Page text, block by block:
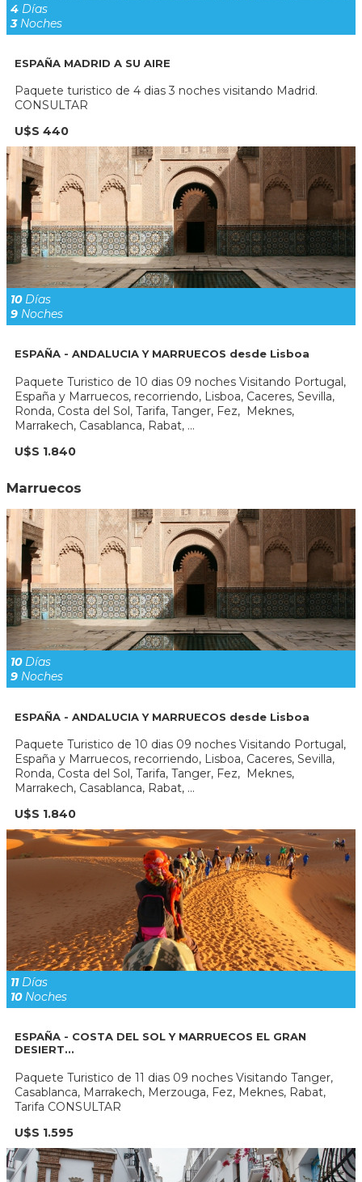
4 Días
3Noches
ESPAÑA MADRID A SU AIRE
Paquete turistico de 4 dias 3 noches visitando Madrid.
CONSULTAR
U$S 440
10Días
9 Noches
ESPAÑA - ANDALUCIA Y MARRUECOS desde Lisboa
Paquete Turistico de 10 dias 09 noches Visitando Portugal,
España y Marruecos, recorriendo, Lisboa, Caceres, Sevilla,
Ronda, Costa del Sol, Tarifa, Tanger, Fez, Meknes,
Marrakech, Casablanca, Rabat, ...
U$S 1.840
Marruecos
10Días
9 Noches
ESPAÑA - ANDALUCIA Y MARRUECOS desde Lisboa
Paquete Turistico de 10 dias 09 noches Visitando Portugal,
España y Marruecos, recorriendo, Lisboa, Caceres, Sevilla,
Ronda, Costa del Sol, Tarifa, Tanger, Fez, Meknes,
Marrakech, Casablanca, Rabat, ...
U$S 1.840
11Días
10Noches
ESPAÑA - COSTA DEL SOL Y MARRUECOS EL GRAN
DESIERT...
Paquete Turistico de 11 dias 09 noches Visitando Tanger,
Casablanca, Marrakech, Merzouga, Fez, Meknes, Rabat,
Tarifa CONSULTAR
U$S 1.595